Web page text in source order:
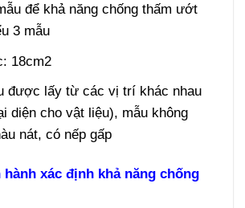
để khả năng chống thấm ướt
3 mẫu
18cm2
được lấy từ các vị trí khác nhau
diện cho vật liệu), mẫu không
nát, có nếp gấp
hành xác định khả năng chống